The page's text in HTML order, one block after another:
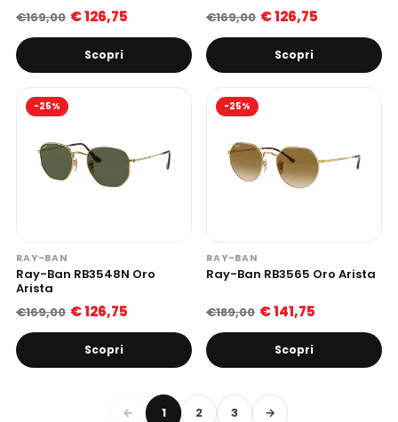
€169,00 € 126,75
Scopri
€169,00 € 126,75
Scopri
-25%
RAY-BAN
Ray-Ban RB3548N Oro
Arista
€169,00 € 126,75
Scopri
-25%
RAY-BAN
Ray-Ban RB3565 Oro Arista
€189,00 € 141,75
Scopri
← 1 2 3 →